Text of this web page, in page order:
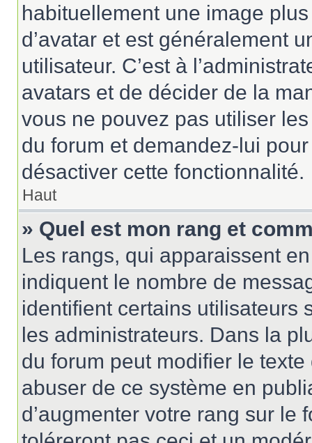
habituellement une image
d’avatar et est généralement
utilisateur. C’est à
avatars et de décider de la
vous ne pouvez pas utiliser
du forum et demandez-lui
désactiver cette fonctionnalité.
Haut
» Quel est mon rang et
Les rangs, qui apparaissent
indiquent le nombre de
identifient certains utilisateurs
les administrateurs. Dans la
du forum peut modifier le
abuser de ce système en
d’augmenter votre rang sur le